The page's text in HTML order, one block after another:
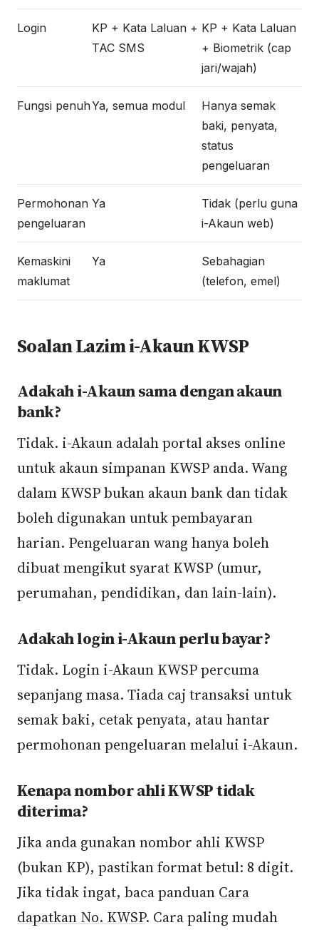
Login
KP + Kata Laluan +
TAC SMS
KP + Kata Laluan
+ Biometrik (cap
jari/wajah)
Fungsi penuhYa, semua modul
Hanya semak
baki, penyata,
status
pengeluaran
Permohonan
pengeluaran
Ya
Tidak (perlu guna
i-Akaun web)
Kemaskini
maklumat
Ya
Sebahagian
(telefon, emel)
Soalan Lazim i-Akaun KWSP
Adakah i-Akaun sama dengan akaun
bank?
Tidak. i-Akaun adalah portal akses online
untuk akaun simpanan KWSP anda. Wang
dalam KWSP bukan akaun bank dan tidak
boleh digunakan untuk pembayaran
harian. Pengeluaran wang hanya boleh
dibuat mengikut syarat KWSP (umur,
perumahan, pendidikan, dan lain-lain).
Adakah login i-Akaun perlu bayar?
Tidak. Login i-Akaun KWSP percuma
sepanjang masa. Tiada caj transaksi untuk
semak baki, cetak penyata, atau hantar
permohonan pengeluaran melalui i-Akaun.
Kenapa nombor ahli KWSP tidak
diterima?
Jika anda gunakan nombor ahli KWSP
(bukan KP), pastikan format betul: 8 digit.
Jika tidak ingat, baca panduan Cara
dapatkan No. KWSP. Cara paling mudah